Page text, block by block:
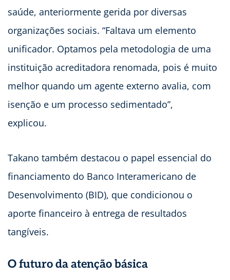
saúde, anteriormente gerida por diversas
organizações sociais. “Faltava um elemento
unificador. Optamos pela metodologia de uma
instituição acreditadora renomada, pois é muito
melhor quando um agente externo avalia, com
isenção e um processo sedimentado”,
explicou.
Takano também destacou o papel essencial do
financiamento do Banco Interamericano de
Desenvolvimento (BID), que condicionou o
aporte financeiro à entrega de resultados
tangíveis.
O futuro da atenção básica